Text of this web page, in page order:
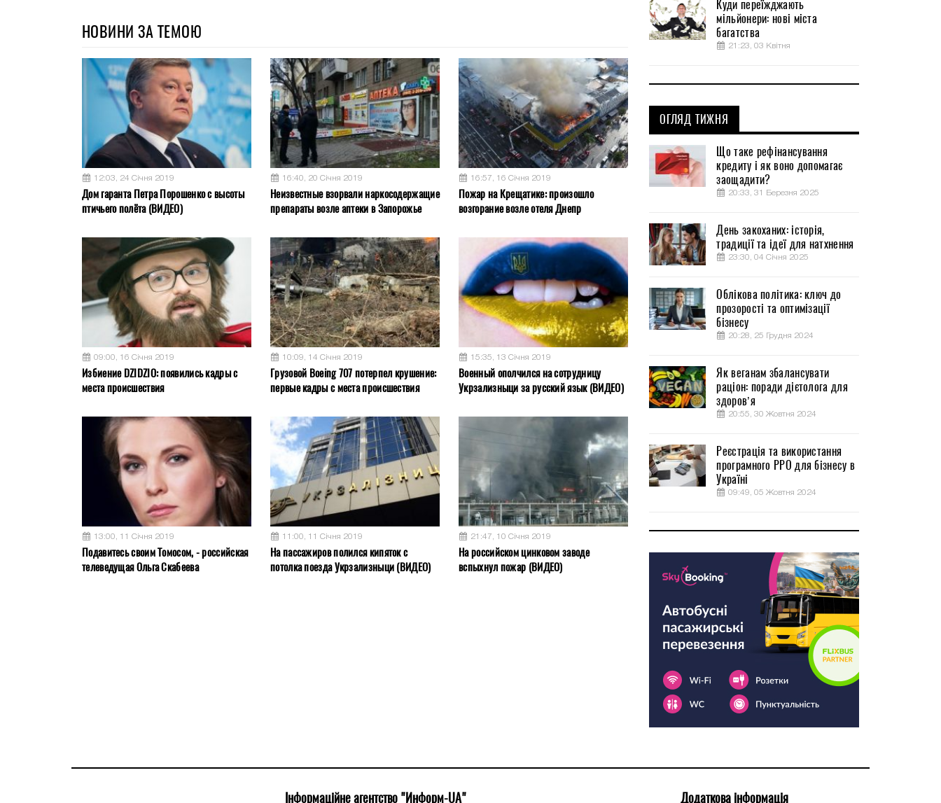
НОВИНИ ЗА ТЕМОЮ
12:03, 24 Січня 2019
Дом гаранта Петра Порошенко с высоты
птичьего полёта (ВИДЕО)
16:40, 20 Січня 2019
Неизвестные взорвали наркосодержащие
препараты возле аптеки в Запорожье
16:57, 16 Січня 2019
Пожар на Крещатике: произошло
возгорание возле отеля Днепр
09:00, 16 Січня 2019
Избиение DZIDZIO: появились кадры с
места происшествия
10:09, 14 Січня 2019
Грузовой Boeing 707 потерпел крушение:
первые кадры с места происшествия
15:35, 13 Січня 2019
Военный ополчился на сотрудницу
Укрзализныци за русский язык (ВИДЕО)
13:00, 11 Січня 2019
Подавитесь своим Томосом, - российская
телеведущая Ольга Скабеева
11:00, 11 Січня 2019
На пассажиров полился кипяток с
потолка поезда Укрзализныци (ВИДЕО)
21:47, 10 Січня 2019
На российском цинковом заводе
вспыхнул пожар (ВИДЕО)
Куди переїжджають
мільйонери: нові міста
багатства
21:23, 03 Квітня
ОГЛЯД ТИЖНЯ
Що таке рефінансування
кредиту і як воно допомагає
заощадити?
20:33, 31 Березня 2025
День закоханих: історія,
традиції та ідеї для натхнення
23:30, 04 Січня 2025
Облікова політика: ключ до
прозорості та оптимізації
бізнесу
20:28, 25 Грудня 2024
Як веганам збалансувати
раціон: поради дієтолога для
здоров’я
20:55, 30 Жовтня 2024
Реєстрація та використання
програмного РРО для бізнесу в
Україні
09:49, 05 Жовтня 2024
Інформаційне агентство "Информ-UA" Додаткова інформація